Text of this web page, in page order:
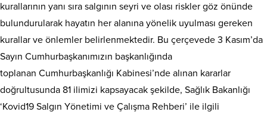
kurallarının yanı sıra salgının seyri ve olası riskler göz önünde
bulundurularak hayatın her alanına yönelik uyulması gereken
kurallar ve önlemler belirlenmektedir. Bu çerçevede 3 Kasım’da
Sayın Cumhurbaşkanımızın başkanlığında
toplanan Cumhurbaşkanlığı Kabinesi’nde alınan kararlar
doğrultusunda 81 ilimizi kapsayacak şekilde, Sağlık Bakanlığı
‘Kovid­19 Salgın Yönetimi ve Çalışma Rehberi’ ile ilgili